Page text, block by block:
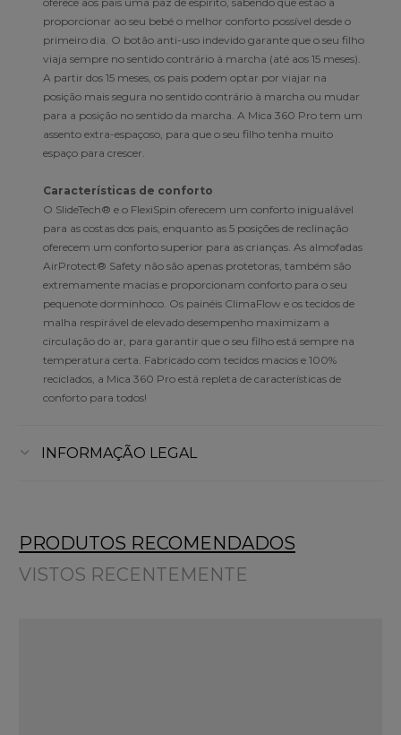
proporcionar ao seu bebé o melhor conforto possível desde o
primeiro dia. O botão anti-uso indevido garante que o seu filho
viaja sempre no sentido contrário à marcha (até aos 15 meses).
A partir dos 15 meses, os pais podem optar por viajar na
posição mais segura no sentido contrário à marcha ou mudar
para a posição no sentido da marcha. A Mica 360 Pro tem um
assento extra-espaçoso, para que o seu filho tenha muito
espaço para crescer.
Características de conforto
O SlideTech® e o FlexiSpin oferecem um conforto inigualável
para as costas dos pais, enquanto as 5 posições de reclinação
oferecem um conforto superior para as crianças. As almofadas
AirProtect® Safety não são apenas protetoras, também são
extremamente macias e proporcionam conforto para o seu
pequenote dorminhoco. Os painéis ClimaFlow e os tecidos de
malha respirável de elevado desempenho maximizam a
circulação do ar, para garantir que o seu filho está sempre na
temperatura certa. Fabricado com tecidos macios e 100%
reciclados, a Mica 360 Pro está repleta de características de
conforto para todos!
INFORMAÇÃO LEGAL
PRODUTOS RECOMENDADOS
VISTOS RECENTEMENTE